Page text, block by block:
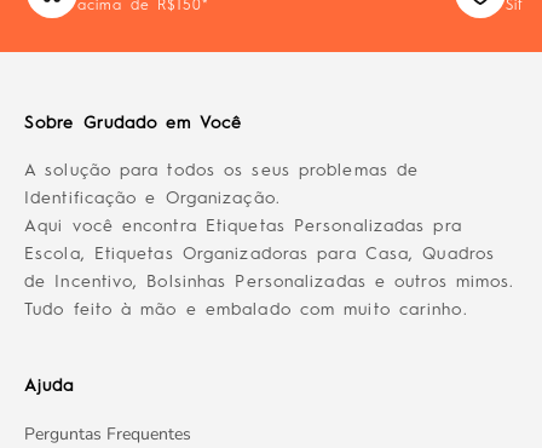
acima de R$150* Site
Sobre Grudado em Você
A solução para todos os seus problemas de
Identificação e Organização.
Aqui você encontra Etiquetas Personalizadas pra
Escola, Etiquetas Organizadoras para Casa, Quadros
de Incentivo, Bolsinhas Personalizadas e outros mimos.
Tudo feito à mão e embalado com muito carinho.
Ajuda
Perguntas Frequentes